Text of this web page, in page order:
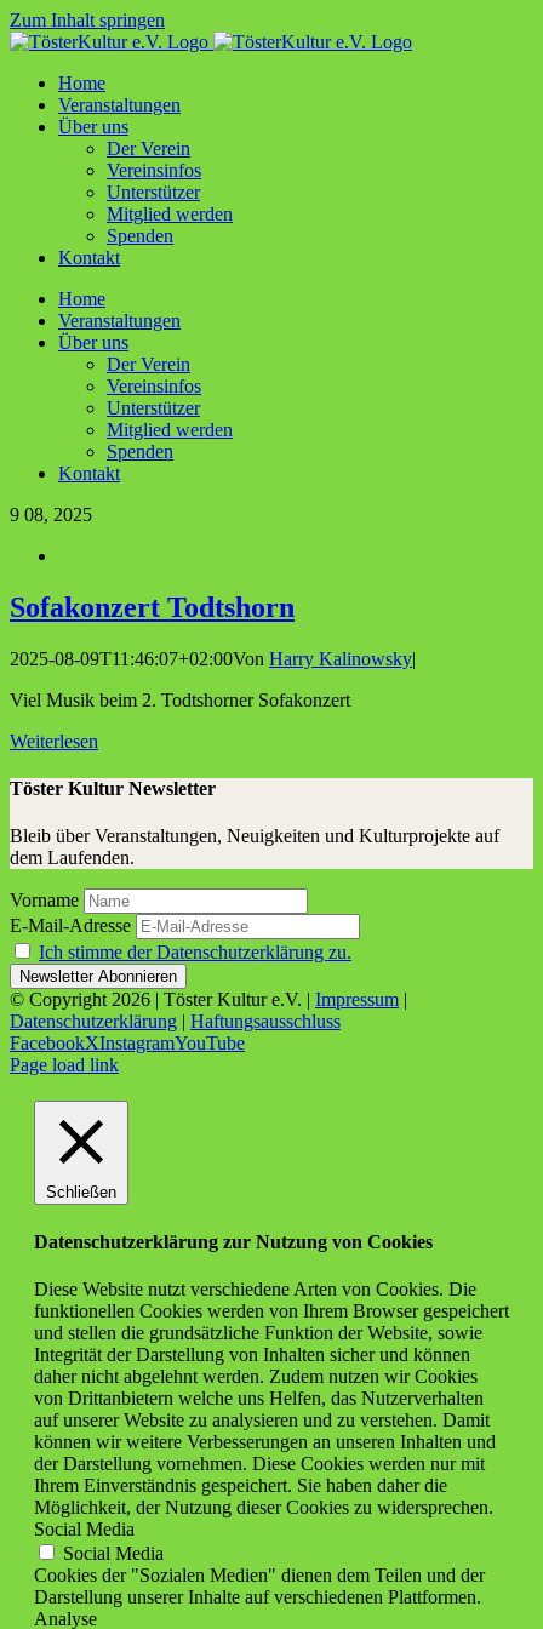
Zum Inhalt springen
Home
Ver­an­stal­tun­gen
Über uns
Der Ver­ein
Ver­ein­sin­fos
Unter­stüt­zer
Mit­glied werden
Spen­den
Kon­takt
Home
Ver­an­stal­tun­gen
Über uns
Der Ver­ein
Ver­ein­sin­fos
Unter­stüt­zer
Mit­glied werden
Spen­den
Kon­takt
9 08, 2025
Sofa­kon­zert Todtshorn
2025-08-09T11:46:07+02:00Von Harry Kalinowsky|
Viel Musik beim 2. Todtshorner Sofakonzert
Weiterlesen
Töster Kultur Newsletter
Bleib über Veranstaltungen, Neuigkeiten und Kulturprojekte auf
dem Laufenden.
Vorname
E-Mail-Adresse
Ich stimme der Datenschutzerklärung zu.
© Copyright 2026 | Töster Kultur e.V. | Impressum |
Datenschutzerklärung | Haftungsausschluss
FacebookXInstagramYouTube
Page load link
Schließen
Datenschutzerklärung zur Nutzung von Cookies
Diese Website nutzt verschiedene Arten von Cookies. Die
funktionellen Cookies werden von Ihrem Browser gespeichert
und stellen die grundsätzliche Funktion der Website, sowie
Integrität der Darstellung von Inhalten sicher und können
daher nicht abgelehnt werden. Zudem nutzen wir Cookies
von Drittanbietern welche uns Helfen, das Nutzerverhalten
auf unserer Website zu analysieren und zu verstehen. Damit
können wir weitere Verbesserungen an unseren Inhalten und
der Darstellung vornehmen. Diese Cookies werden nur mit
Ihrem Einverständnis gespeichert. Sie haben daher die
Möglichkeit, der Nutzung dieser Cookies zu widersprechen.
Social Media
Social Media
Cookies der "Sozialen Medien" dienen dem Teilen und der
Darstellung unserer Inhalte auf verschiedenen Plattformen.
Analyse